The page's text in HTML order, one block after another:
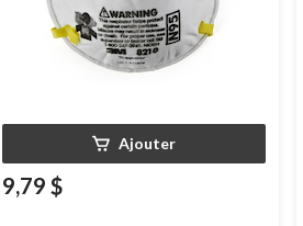
Ajouter
9,79 $